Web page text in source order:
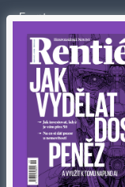
Eventy
Newslettery
RSS kanály
Autorská práva
zakázáno jakékoli užití
jakýmkoli způsobem,
jiném jazyce. Bez
obsahu pro účely